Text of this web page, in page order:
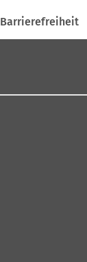
Barrierefreiheit